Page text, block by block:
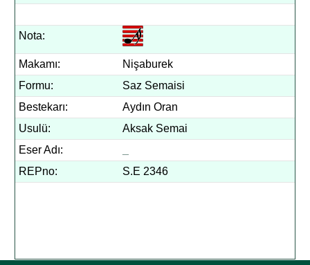
Nota:
Makamı:
Nişaburek
Formu:
Saz Semaisi
Bestekarı:
Aydın Oran
Usulü:
Aksak Semai
Eser Adı:
REPno:
S.E 2346